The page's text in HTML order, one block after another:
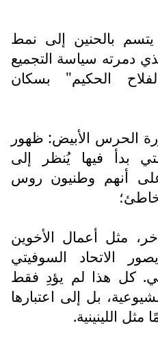
يتسم بالحنين إلى نمط
دمرته سياسة التجميع
الحكيم" بسكان
الحرس الأبيض: ظهور
بدأ فيها يُنظر إلى
أنهم وطنيون روس
مثل أعمال الأخوين
الاتحاد السوفيتي
كل هذا لم يؤدِ فقط
بل إلى اعتبارها
مثل اللينينية.